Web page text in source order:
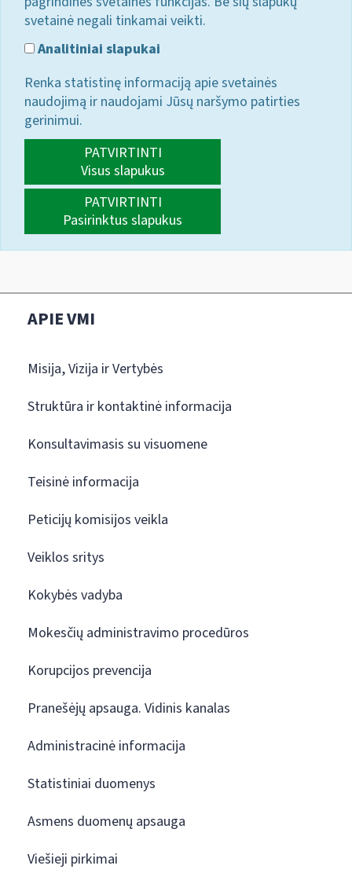
svetainė negali tinkamai veikti.
Analitiniai slapukai
Renka statistinę informaciją apie svetainės
naudojimą ir naudojami Jūsų naršymo patirties
gerinimui.
PATVIRTINTI
Visus slapukus
PATVIRTINTI
Pasirinktus slapukus
APIE VMI
Misija, Vizija ir Vertybės
Struktūra ir kontaktinė informacija
Konsultavimasis su visuomene
Teisinė informacija
Peticijų komisijos veikla
Veiklos sritys
Kokybės vadyba
Mokesčių administravimo procedūros
Korupcijos prevencija
Pranešėjų apsauga. Vidinis kanalas
Administracinė informacija
Statistiniai duomenys
Asmens duomenų apsauga
Viešieji pirkimai